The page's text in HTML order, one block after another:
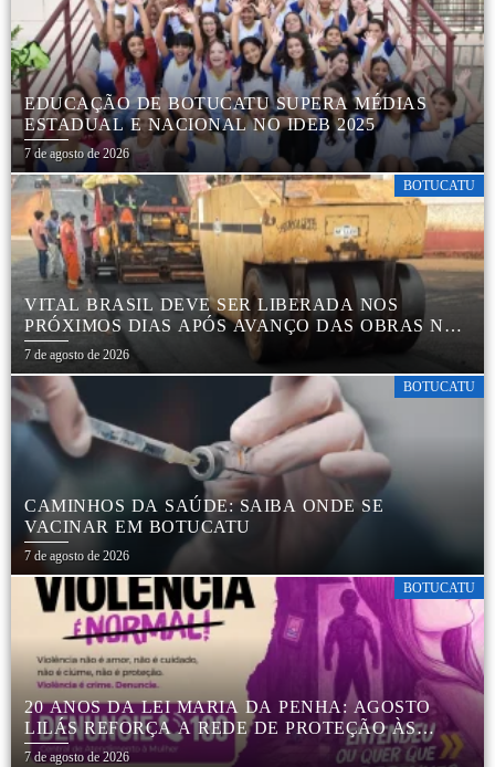
EDUCAÇÃO DE BOTUCATU SUPERA MÉDIAS
ESTADUAL E NACIONAL NO IDEB 2025
7 de agosto de 2026
BOTUCATU
VITAL BRASIL DEVE SER LIBERADA NOS
PRÓXIMOS DIAS APÓS AVANÇO DAS OBRAS NA
REGIÃO DA RODOVIÁRIA
7 de agosto de 2026
BOTUCATU
CAMINHOS DA SAÚDE: SAIBA ONDE SE
VACINAR EM BOTUCATU
7 de agosto de 2026
BOTUCATU
20 ANOS DA LEI MARIA DA PENHA: AGOSTO
LILÁS REFORÇA A REDE DE PROTEÇÃO ÀS
MULHERES EM BOTUCATU
7 de agosto de 2026